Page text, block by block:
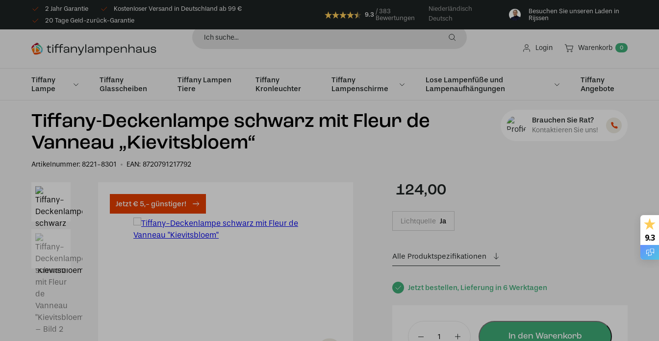
2 Jahr Garantie
Kostenloser Versand in Deutschland ab 99 €
20 Tage Geld-zurück-Garantie
9.3
383
Bewertungen
Niederländisch
Deutsch
Besuchen Sie unseren Laden in
Rijssen
Login Warenkorb 0
Tiffany
Lampe
Tiffany
Glasscheiben
Tiffany Lampen
Tiere
Tiffany
Kronleuchter
Tiffany
Lampenschirme
Lose Lampenfüße und
Lampenaufhängungen
Tiffany
Angebote
Startseite Tiffany Deckenlampe Deckenleuchten Klein bis Ø 35cm Tiffany-Deckenlampe schwarz mit Fleur de Vanneau „Kievitsbloem“
Tiffany-Deckenlampe schwarz mit Fleur de
Vanneau „Kievitsbloem“
Artikelnummer: 8221-8301 EAN: 8720791217792
Brauchen Sie Rat?
Kontaktieren Sie uns!
Jetzt € 5,- günstiger!
Jetzt bestellen, Lieferung in 6 Werktagen
124,00
Lichtquelle Ja
Alle Produktspezifikationen
In den Warenkorb
9.3